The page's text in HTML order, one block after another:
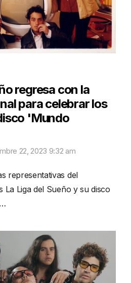
regresa con la
para celebrar los
'Mundo
22, 2023 9:32 am
representativas del
La Liga del Sueño y su disco